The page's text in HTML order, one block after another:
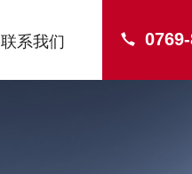
联系我们